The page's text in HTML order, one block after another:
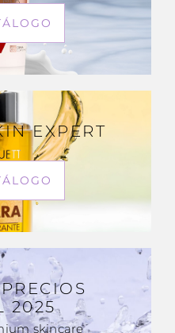
EXPERT
2025
skincare